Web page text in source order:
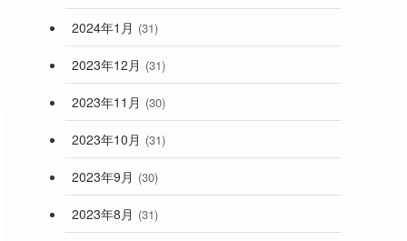
2024年1月 (31)
2023年12月 (31)
2023年11月 (30)
2023年10月 (31)
2023年9月 (30)
2023年8月 (31)